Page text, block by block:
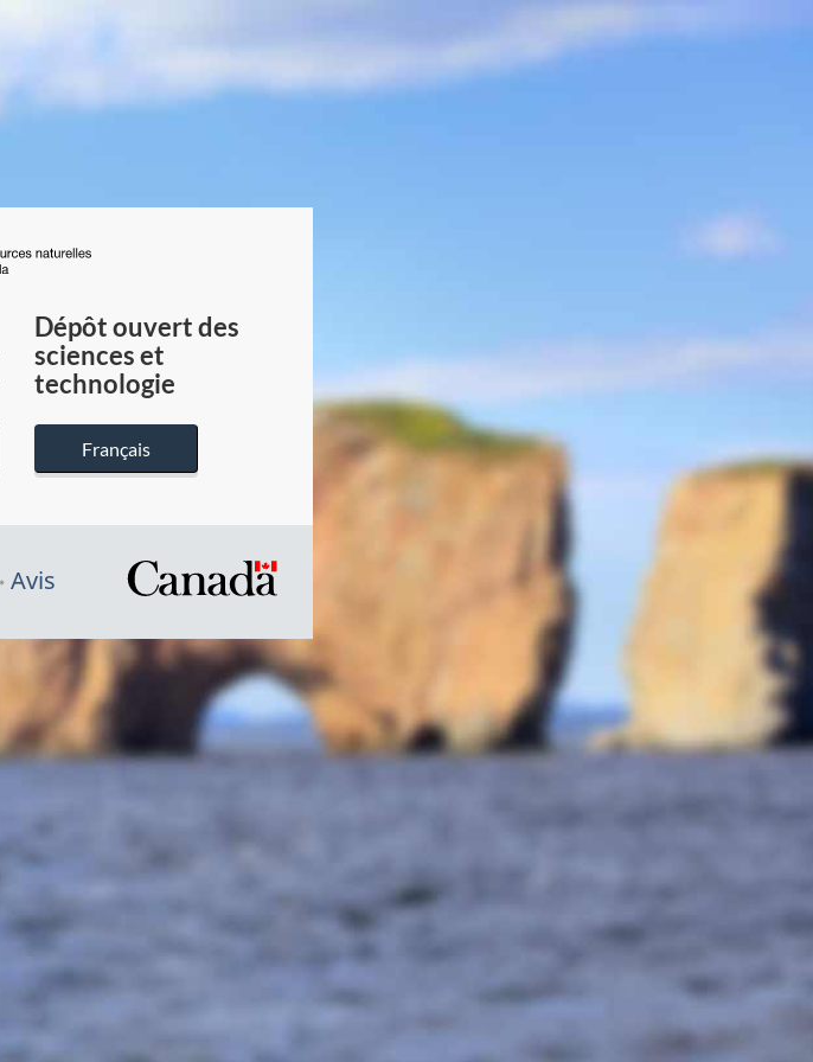
du
Canada
Dépôt ouvert des
sciences et
technologie
Français
Avis
/
du
gouvernement
du